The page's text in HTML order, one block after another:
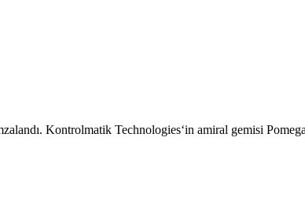
Kontrolmatik Technologies‘in amiral gemisi